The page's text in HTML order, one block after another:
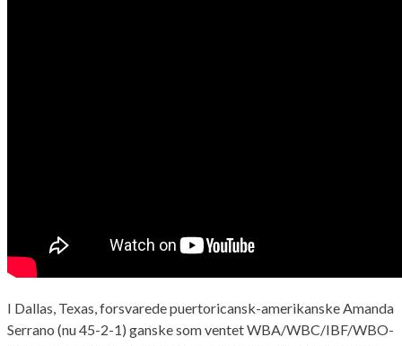
I Dallas, Texas, forsvarede puertoricansk-amerikanske Amanda
Serrano (nu 45-2-1) ganske som ventet WBA/WBC/IBF/WBO-